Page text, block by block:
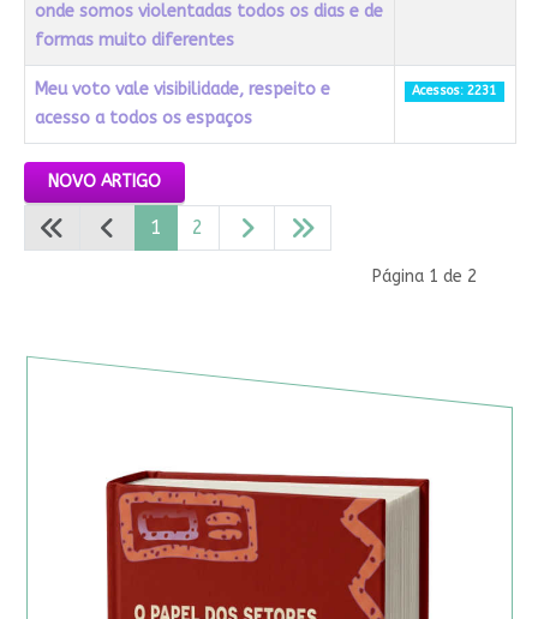
onde somos violentadas todos os dias e de
formas muito diferentes
Meu voto vale visibilidade, respeito e
acesso a todos os espaços
Acessos: 2231
NOVO ARTIGO
Página 1 de 2
1 2